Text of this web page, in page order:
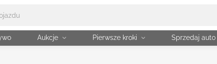
Aukcje Pierwsze kroki Sprzedaj auto